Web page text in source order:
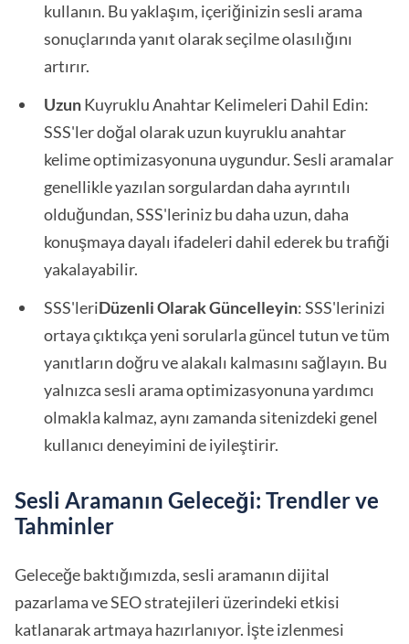
kullanın. Bu yaklaşım, içeriğinizin sesli arama
sonuçlarında yanıt olarak seçilme olasılığını
artırır.
UzunKuyruklu Anahtar Kelimeleri Dahil Edin:
SSS'ler doğal olarak uzun kuyruklu anahtar
kelime optimizasyonuna uygundur. Sesli aramalar
genellikle yazılan sorgulardan daha ayrıntılı
olduğundan, SSS'leriniz bu daha uzun, daha
konuşmaya dayalı ifadeleri dahil ederek bu trafiği
yakalayabilir.
SSS'leriDüzenli Olarak Güncelleyin: SSS'lerinizi
ortaya çıktıkça yeni sorularla güncel tutun ve tüm
yanıtların doğru ve alakalı kalmasını sağlayın. Bu
yalnızca sesli arama optimizasyonuna yardımcı
olmakla kalmaz, aynı zamanda sitenizdeki genel
kullanıcı deneyimini de iyileştirir.
Sesli Aramanın Geleceği: Trendler ve
Tahminler
Geleceğe baktığımızda, sesli aramanın dijital
pazarlama ve SEO stratejileri üzerindeki etkisi
katlanarak artmaya hazırlanıyor. İşte izlenmesi